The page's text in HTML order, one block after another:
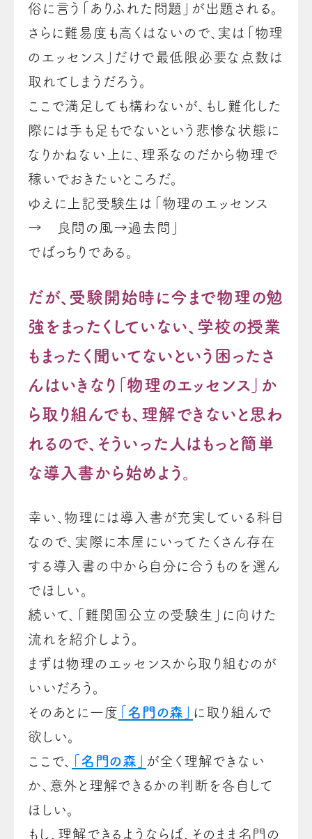
俗に言う「ありふれた問題」が出題される。
さらに難易度も高くはないので、実は「物理
のエッセンス」だけで最低限必要な点数は
取れてしまうだろう。
ここで満足しても構わないが、もし難化した
際には手も足もでないという悲惨な状態に
なりかねない上に、理系なのだから物理で
稼いでおきたいところだ。
ゆえに上記受験生は 「物理のエッセンス
→ 良問の風→過去問」
でばっちりである。
だが、受験開始時に今まで物理の勉
強をまったくしていない、学校の授業
もまったく聞いてないという困ったさ
んはいきなり「物理のエッセンス」か
ら取り組んでも、理解できないと思わ
れるので、そういった人はもっと簡単
な導入書から始めよう。
幸い、物理には導入書が充実している科目
なので、実際に本屋にいってたくさん存在
する導入書の中から自分に合うものを選ん
でほしい。
続いて、「難関国公立の受験生」に向けた
流れを紹介しよう。
まずは物理のエッセンスから取り組むのが
いいだろう。
そのあとに一度 「名門の森」
に取り組んで
欲しい。
ここで、
「名門の森」
が全く理解できない
か、意外と理解できるかの判断を各自して
ほしい。
もし、理解できるようならば、そのまま名門の